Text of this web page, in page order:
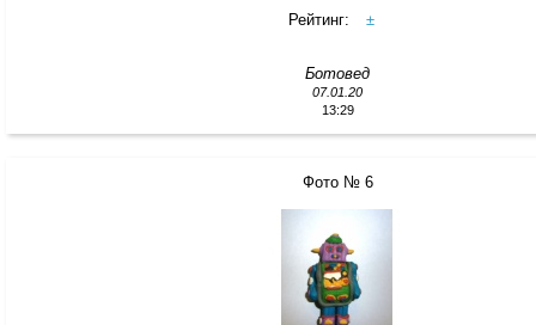
Рейтинг:
±
Ботовед
07.01.20
13:29
Фото № 6